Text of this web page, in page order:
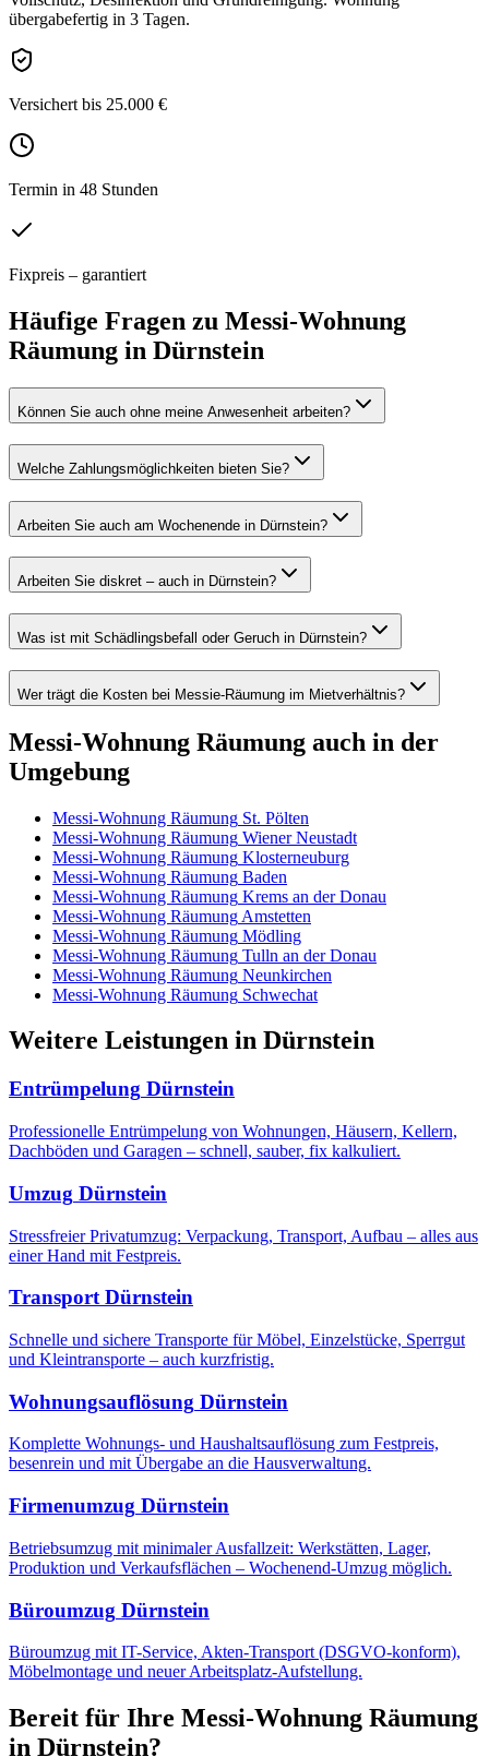
übergabefertig in 3 Tagen.
Versichert bis 25.000 €
Termin in 48 Stunden
Fixpreis – garantiert
Häufige Fragen zu Messi-Wohnung
Räumung in Dürnstein
Können Sie auch ohne meine Anwesenheit arbeiten?
Welche Zahlungsmöglichkeiten bieten Sie?
Arbeiten Sie auch am Wochenende in Dürnstein?
Arbeiten Sie diskret – auch in Dürnstein?
Was ist mit Schädlingsbefall oder Geruch in Dürnstein?
Wer trägt die Kosten bei Messie-Räumung im Mietverhältnis?
Messi-Wohnung Räumung auch in der
Umgebung
Messi-Wohnung Räumung St. Pölten
Messi-Wohnung Räumung Wiener Neustadt
Messi-Wohnung Räumung Klosterneuburg
Messi-Wohnung Räumung Baden
Messi-Wohnung Räumung Krems an der Donau
Messi-Wohnung Räumung Amstetten
Messi-Wohnung Räumung Mödling
Messi-Wohnung Räumung Tulln an der Donau
Messi-Wohnung Räumung Neunkirchen
Messi-Wohnung Räumung Schwechat
Weitere Leistungen in Dürnstein
Entrümpelung Dürnstein
Professionelle Entrümpelung von Wohnungen, Häusern, Kellern,
Dachböden und Garagen – schnell, sauber, fix kalkuliert.
Umzug Dürnstein
Stressfreier Privatumzug: Verpackung, Transport, Aufbau – alles aus
einer Hand mit Festpreis.
Transport Dürnstein
Schnelle und sichere Transporte für Möbel, Einzelstücke, Sperrgut
und Kleintransporte – auch kurzfristig.
Wohnungsauflösung Dürnstein
Komplette Wohnungs- und Haushaltsauflösung zum Festpreis,
besenrein und mit Übergabe an die Hausverwaltung.
Firmenumzug Dürnstein
Betriebsumzug mit minimaler Ausfallzeit: Werkstätten, Lager,
Produktion und Verkaufsflächen – Wochenend-Umzug möglich.
Büroumzug Dürnstein
Büroumzug mit IT-Service, Akten-Transport (DSGVO-konform),
Möbelmontage und neuer Arbeitsplatz-Aufstellung.
Bereit für Ihre Messi-Wohnung Räumung
in Dürnstein?